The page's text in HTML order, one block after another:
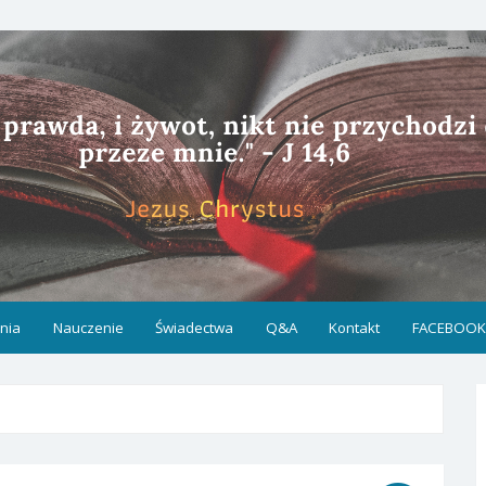
Nauczenie Świadectwa Q&A Kontakt FACEBOOK